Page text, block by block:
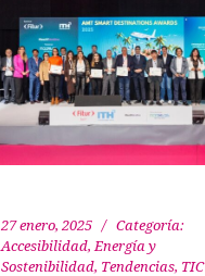
27 enero, 2025
Categoría:
Accesibilidad, Energía y
Sostenibilidad, Tendencias, TIC